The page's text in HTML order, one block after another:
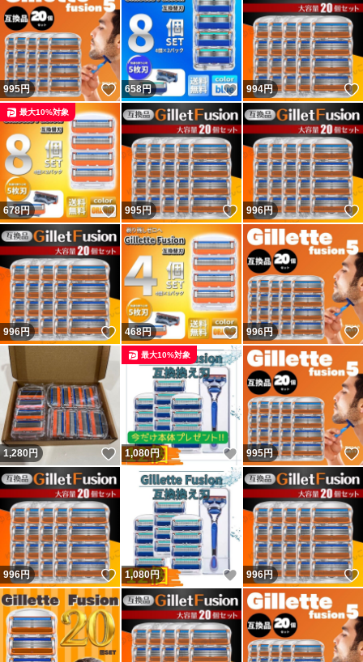
995円 いいね！
658円 いいね！
994円
678円 いいね！
最大10%対象
995円 いいね！
996円
996円 いいね！
468円 いいね！
996円
1,280円 いいね！
1,080円 いいね！
最大10%対象
995円
996円 いいね！
1,080円 いいね！
996円